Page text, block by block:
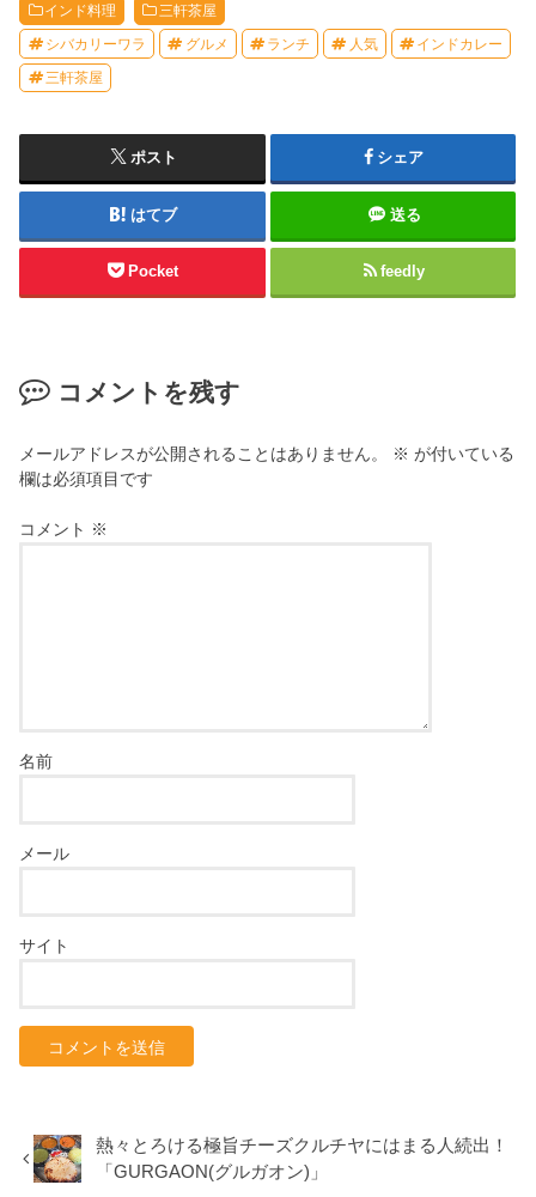
インド料理 三軒茶屋
シバカリーワラ グルメ ランチ 人気 インドカレー
三軒茶屋
ポスト シェア
はてブ 送る
Pocket feedly
コメントを残す
メールアドレスが公開されることはありません。 ※ が付いている
欄は必須項目です
コメント ※
名前
メール
サイト
熱々とろける極旨チーズクルチヤにはまる人続出！
「GURGAON(グルガオン)」